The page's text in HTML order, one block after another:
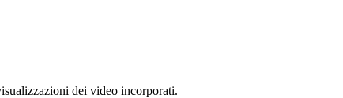
dei video incorporati.